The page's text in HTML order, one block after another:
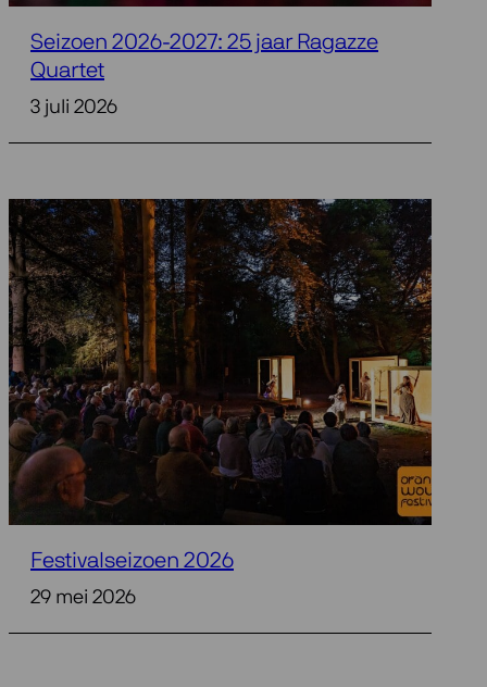
Seizoen 2026-2027: 25 jaar Ragazze
Quartet
3 juli 2026
Festivalseizoen 2026
29 mei 2026